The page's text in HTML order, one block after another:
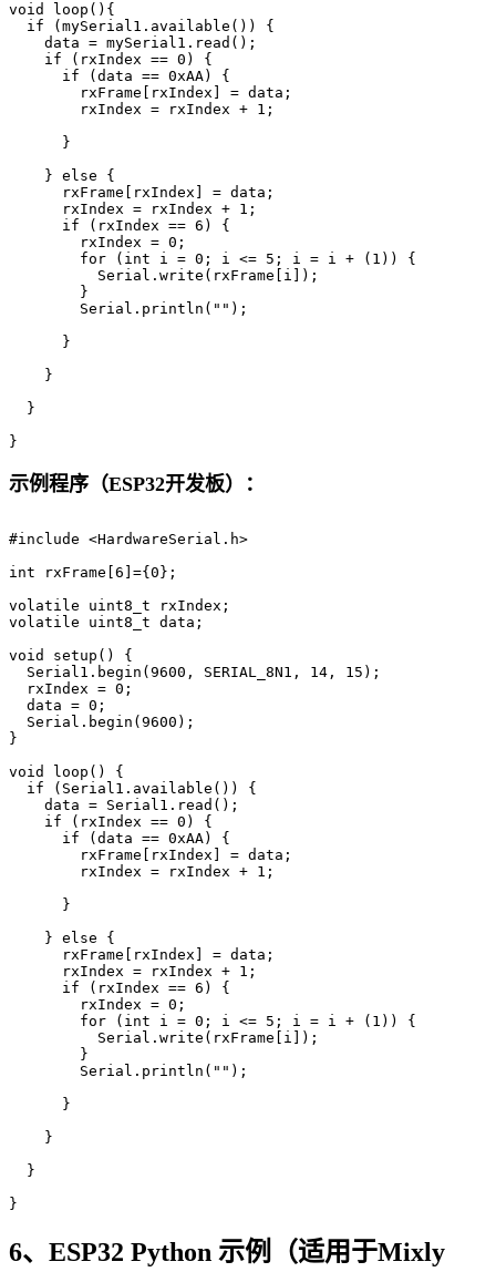
void loop(){
  if (mySerial1.available()) {
    data = mySerial1.read();
    if (rxIndex == 0) {
      if (data == 0xAA) {
        rxFrame[rxIndex] = data;
        rxIndex = rxIndex + 1;
      }
    } else {
      rxFrame[rxIndex] = data;
      rxIndex = rxIndex + 1;
      if (rxIndex == 6) {
        rxIndex = 0;
        for (int i = 0; i <= 5; i = i + (1)) {
          Serial.write(rxFrame[i]);
        }
        Serial.println("");
      }
    }
  }
}
示例程序（ESP32开发板）：
#include <HardwareSerial.h>
int rxFrame[6]={0};
volatile uint8_t rxIndex;
volatile uint8_t data;
void setup() {
  Serial1.begin(9600, SERIAL_8N1, 14, 15);
  rxIndex = 0;
  data = 0;
  Serial.begin(9600);
}
void loop() {
  if (Serial1.available()) {
    data = Serial1.read();
    if (rxIndex == 0) {
      if (data == 0xAA) {
        rxFrame[rxIndex] = data;
        rxIndex = rxIndex + 1;
      }
    } else {
      rxFrame[rxIndex] = data;
      rxIndex = rxIndex + 1;
      if (rxIndex == 6) {
        rxIndex = 0;
        for (int i = 0; i <= 5; i = i + (1)) {
          Serial.write(rxFrame[i]);
        }
        Serial.println("");
      }
    }
  }
}
6、ESP32 Python 示例（适用于Mixly